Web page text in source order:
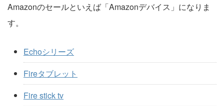
Amazonのセールといえば「Amazonデバイス」になりま
す。
Echoシリーズ
Fireタブレット
Fire stick tv